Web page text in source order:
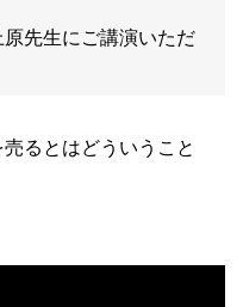
先生にご講演いただ
るとはどういうこと